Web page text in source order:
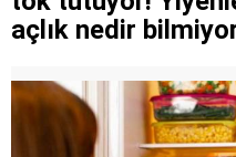
açlık nedir